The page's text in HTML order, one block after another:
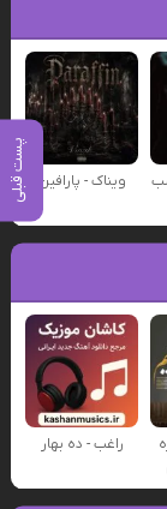
پست قبلی ویناک - پارافین
راغب - ده بهار